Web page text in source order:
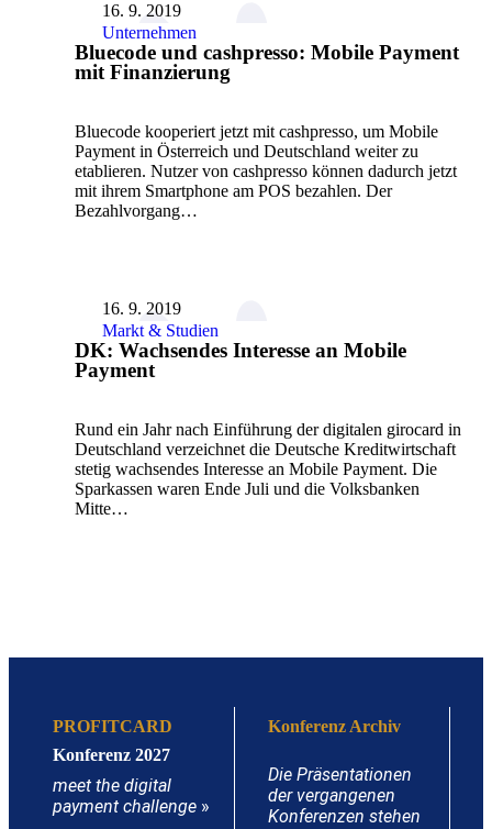
16. 9. 2019
Unternehmen
Bluecode und cashpresso: Mobile Payment
mit Finanzierung
Bluecode kooperiert jetzt mit cashpresso, um Mobile
Payment in Österreich und Deutschland weiter zu
etablieren. Nutzer von cashpresso können dadurch jetzt
mit ihrem Smartphone am POS bezahlen. Der
Bezahlvorgang…
16. 9. 2019
Markt & Studien
DK: Wachsendes Interesse an Mobile
Payment
Rund ein Jahr nach Einführung der digitalen girocard in
Deutschland verzeichnet die Deutsche Kreditwirtschaft
stetig wachsendes Interesse an Mobile Payment. Die
Sparkassen waren Ende Juli und die Volksbanken
Mitte…
PROFITCARD
Konferenz 2027
meet the digital
payment challenge »
Konferenz Archiv
Die Präsentationen
der vergangenen
Konferenzen stehen